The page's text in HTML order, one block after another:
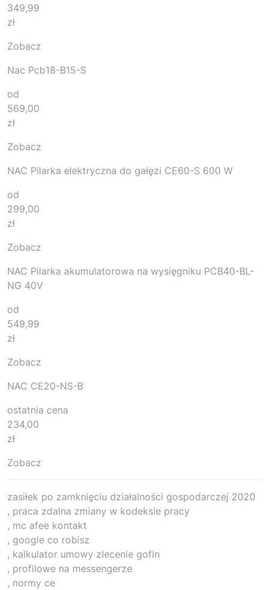
349,99
zł
Zobacz
Nac Pcb18-B15-S
od
569,00
zł
Zobacz
NAC Pilarka elektryczna do gałęzi CE60-S 600 W
od
299,00
zł
Zobacz
NAC Pilarka akumulatorowa na wysięgniku PCB40-BL-
NG 40V
od
549,99
zł
Zobacz
NAC CE20-NS-B
ostatnia cena
234,00
zł
Zobacz
zasiłek po zamknięciu działalności gospodarczej 2020
, praca zdalna zmiany w kodeksie pracy
, mc afee kontakt
, google co robisz
, kalkulator umowy zlecenie gofin
, profilowe na messengerze
, normy ce